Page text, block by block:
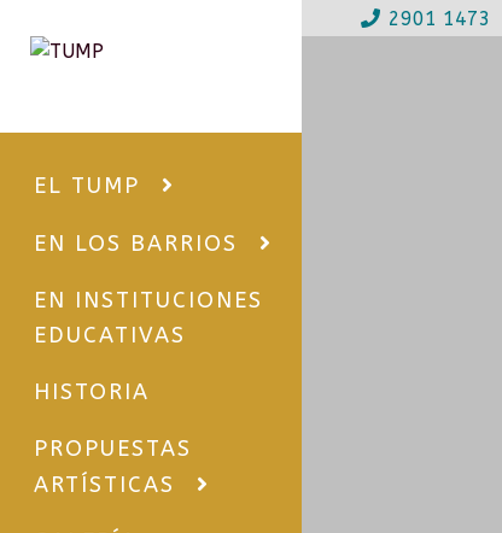
2901 1473
navegación
EL TUMP
EN LOS BARRIOS
EN INSTITUCIONES
EDUCATIVAS
HISTORIA
PROPUESTAS
ARTÍSTICAS